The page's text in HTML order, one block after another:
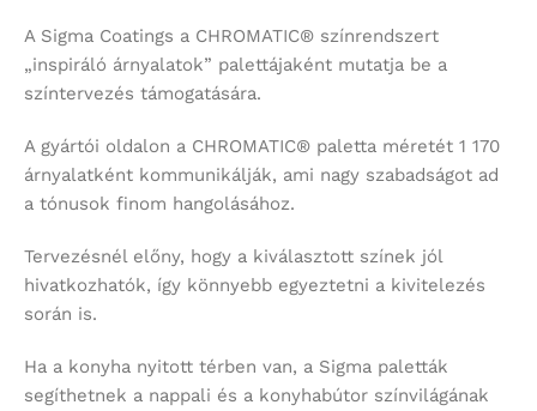
A Sigma Coatings a CHROMATIC® színrendszert
„inspiráló árnyalatok” palettájaként mutatja be a
színtervezés támogatására.
A gyártói oldalon a CHROMATIC® paletta méretét 1 170
árnyalatként kommunikálják, ami nagy szabadságot ad
a tónusok finom hangolásához.
Tervezésnél előny, hogy a kiválasztott színek jól
hivatkozhatók, így könnyebb egyeztetni a kivitelezés
során is.
Ha a konyha nyitott térben van, a Sigma paletták
segíthetnek a nappali és a konyhabútor színvilágának